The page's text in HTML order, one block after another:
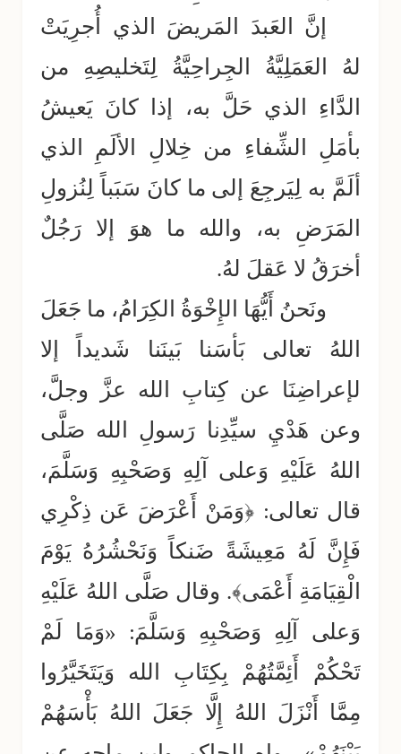
إنَّ العَبدَ المَريضَ الذي أُجرِيَتْ
لهُ العَمَلِيَّةُ الجِراحِيَّةُ لِتَخليصِهِ من
الدَّاءِ الذي حَلَّ به، إذا كانَ يَعيشُ
بأمَلِ الشِّفاءِ من خِلالِ الألَمِ الذي
ألَمَّ به لِيَرجِعَ إلى ما كانَ سَبَباً لِنُزولِ
المَرَضِ به، والله ما هوَ إلا رَجُلٌ
أخرَقُ لا عَقلَ لهُ.
ونَحنُ أَيُّهَا الإِخْوَةُ الكِرَامُ، ما جَعَلَ
اللهُ تعالى بَأسَنا بَينَنا شَديداً إلا
لإعراضِنَا عن كِتابِ الله عزَّ وجلَّ،
وعن هَدْيِ سيِّدِنا رَسولِ الله صَلَّى
اللهُ عَلَيْهِ وَعلى آلِهِ وَصَحْبِهِ وَسَلَّمَ،
قال تعالى: ﴿وَمَنْ أَعْرَضَ عَن ذِكْرِي
فَإِنَّ لَهُ مَعِيشَةً ضَنكاً وَنَحْشُرُهُ يَوْمَ
الْقِيَامَةِ أَعْمَى﴾. وقال صَلَّى اللهُ عَلَيْهِ
وَعلى آلِهِ وَصَحْبِهِ وَسَلَّمَ: «وَمَا لَمْ
تَحْكُمْ أَئِمَّتُهُمْ بِكِتَابِ الله وَيَتَخَيَّرُوا
مِمَّا أَنْزَلَ اللهُ إِلَّا جَعَلَ اللهُ بَأْسَهُمْ